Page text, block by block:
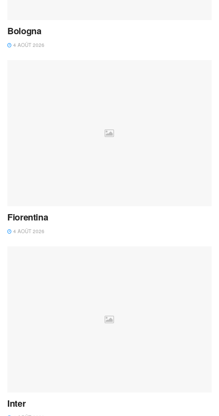
Bologna
4 AOÛT 2026
Fiorentina
4 AOÛT 2026
Inter